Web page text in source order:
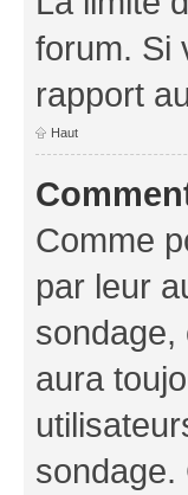
forum. Si
rapport
Haut
Comme
par leur
sondage,
aura
sondage.